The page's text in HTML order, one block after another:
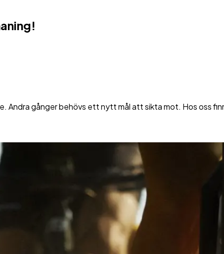
gånger behövs ett nytt mål att sikta mot. Hos oss